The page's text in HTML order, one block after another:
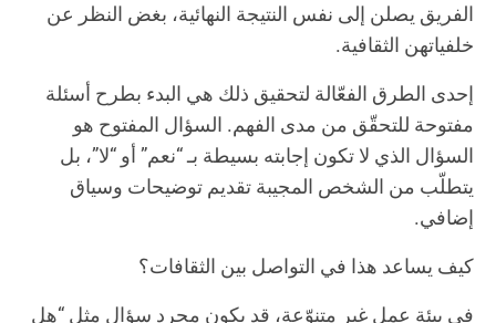
الفريق يصلن إلى نفس النتيجة النهائية، بغض النظر عن
خلفياتهن الثقافية.
إحدى الطرق الفعّالة لتحقيق ذلك هي البدء بطرح أسئلة
مفتوحة للتحقّق من مدى الفهم. السؤال المفتوح هو
السؤال الذي لا تكون إجابته بسيطة بـ “نعم” أو “لا”، بل
يتطلّب من الشخص المجيبة تقديم توضيحات وسياق
إضافي.
كيف يساعد هذا في التواصل بين الثقافات؟
في بيئة عمل غير متنوّعة، قد يكون مجرد سؤال مثل “هل